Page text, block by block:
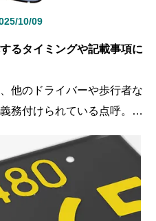
10/09
るタイミングや記載事項に
他のドライバーや歩行者な
務付けられている点呼。平
がドライバーに対して実施
いて、ドライバーの酒気帯
ール検知器を使用すること
もあり、点呼内容の記録や
えている管理者の方も多い